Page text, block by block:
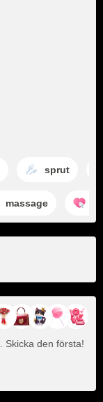
sprut
massage
Skicka den första!